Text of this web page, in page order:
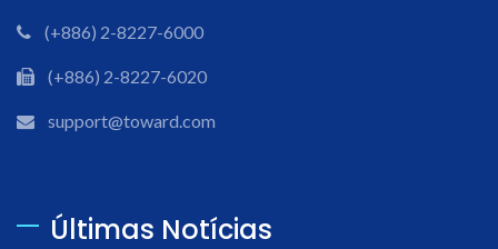
(+886) 2-8227-6000
(+886) 2-8227-6020
support@toward.com
Últimas Notícias